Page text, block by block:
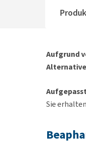
Aufgrund
Sie